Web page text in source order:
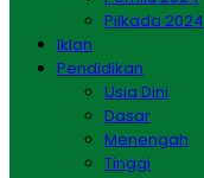
Pilkada 2024
Iklan
Pendidikan
Usia Dini
Dasar
Menengah
Tinggi